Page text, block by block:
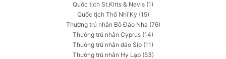
Quốc tịch St.Kitts & Nevis (1)
Quốc tịch Thổ Nhĩ Kỳ (15)
Thường trú nhân Bồ Đào Nha (76)
Thường trú nhân Cyprus (14)
Thường trú nhân đảo Síp (11)
Thường trú nhân Hy Lạp(53)